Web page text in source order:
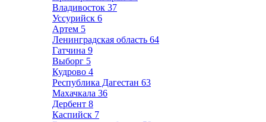
Владивосток 37
Уссурийск 6
Артем 5
Ленинградская область 64
Гатчина 9
Выборг 5
Кудрово 4
Республика Дагестан 63
Махачкала 36
Дербент 8
Каспийск 7